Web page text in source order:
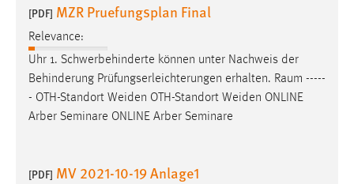
[PDF] MZR Pruefungsplan Final
Relevance:
Uhr 1. Schwerbehinderte können unter Nachweis der
Behinderung Prüfungserleichterungen erhalten. Raum -----
- OTH-Standort Weiden OTH-Standort Weiden ONLINE
Arber Seminare ONLINE Arber Seminare
[PDF] MV 2021-10-19 Anlage1